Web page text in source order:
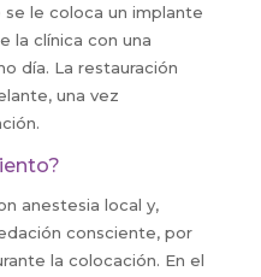
le coloca un implante
la clínica con una
día. La restauración
una vez
anestesia local y,
consciente, por
la colocación. En el